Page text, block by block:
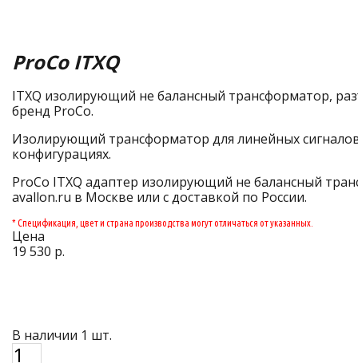
ProCo ITXQ
ITXQ изолирующий не балансный трансформатор,
бренд ProCo.
Изолирующий трансформатор для линейных
конфигурациях.
ProCo ITXQ адаптер изолирующий не балансный
avallon.ru в Москве или с доставкой по России.
* Спецификация, цвет и страна производства могут отличаться от указанных.
Цена
19 530 р.
В наличии 1 шт.